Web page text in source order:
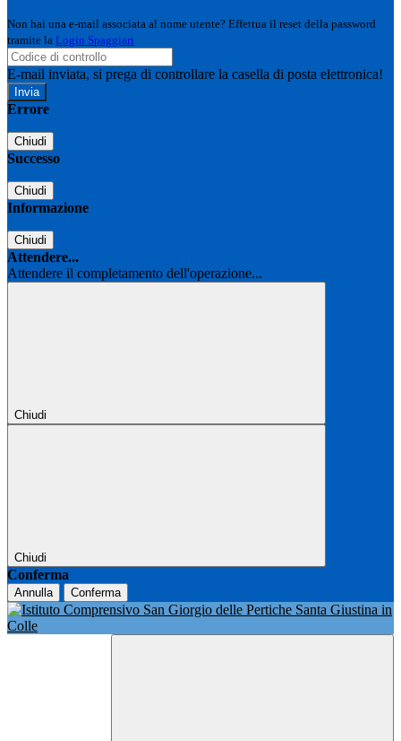
Non hai una e-mail associata al nome utente? Effettua il reset della password
tramite la Login Spaggiari
E-mail inviata, si prega di controllare la casella di posta elettronica!
Errore
Chiudi
Successo
Chiudi
Informazione
Chiudi
Attendere...
Attendere il completamento dell'operazione...
Chiudi
Chiudi
Conferma
Annulla Conferma